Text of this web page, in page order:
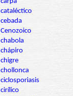
cataléctico
cebada
Cenozoico
chabola
chápiro
chigre
chollonca
ciclosporiasis
cirílico